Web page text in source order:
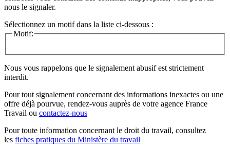
nous le signaler.
Sélectionnez un motif dans la liste ci-dessous :
Motif:
Nous vous rappelons que le signalement abusif est strictement
interdit.
Pour tout signalement concernant des informations inexactes ou une
offre déjà pourvue, rendez-vous auprès de votre agence France
Travail ou contactez-nous
Pour toute information concernant le droit du travail, consultez
les fiches pratiques du Ministère du travail